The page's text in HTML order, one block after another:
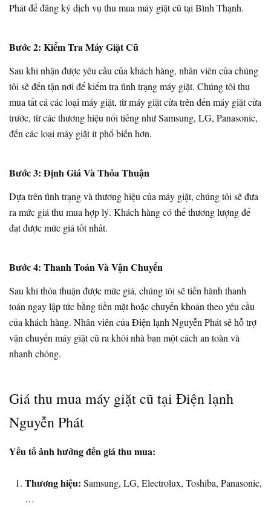
Phát để đăng ký dịch vụ thu mua máy giặt cũ tại Bình Thạnh.
Bước 2: Kiểm Tra Máy Giặt Cũ
Sau khi nhận được yêu cầu của khách hàng, nhân viên của chúng
tôi sẽ đến tận nơi để kiểm tra tình trạng máy giặt. Chúng tôi thu
mua tất cả các loại máy giặt, từ máy giặt cửa trên đến máy giặt cửa
trước, từ các thương hiệu nổi tiếng như Samsung, LG, Panasonic,
đến các loại máy giặt ít phổ biến hơn.
Bước 3: Định Giá Và Thỏa Thuận
Dựa trên tình trạng và thương hiệu của máy giặt, chúng tôi sẽ đưa
ra mức giá thu mua hợp lý. Khách hàng có thể thương lượng để
đạt được mức giá tốt nhất.
Bước 4: Thanh Toán Và Vận Chuyển
Sau khi thỏa thuận được mức giá, chúng tôi sẽ tiến hành thanh
toán ngay lập tức bằng tiền mặt hoặc chuyển khoản theo yêu cầu
của khách hàng. Nhân viên của Điện lạnh Nguyễn Phát sẽ hỗ trợ
vận chuyển máy giặt cũ ra khỏi nhà bạn một cách an toàn và
nhanh chóng.
Giá thu mua máy giặt cũ tại Điện lạnh
Nguyễn Phát
Yếu tố ảnh hưởng đến giá thu mua:
Thương hiệu: Samsung, LG, Electrolux, Toshiba, Panasonic,
…